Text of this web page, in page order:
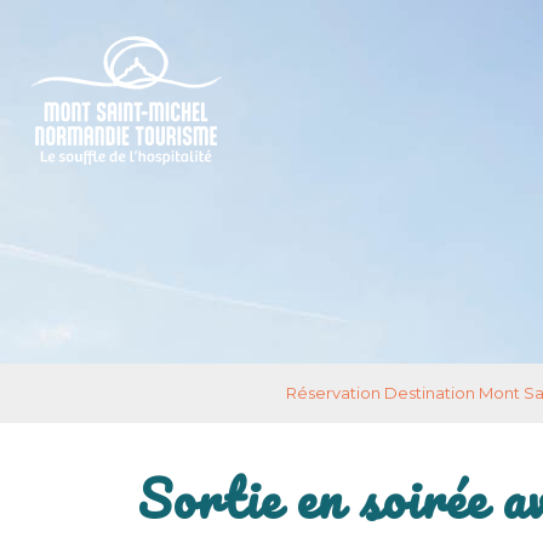
Réservation Destination Mont
Sortie en soirée